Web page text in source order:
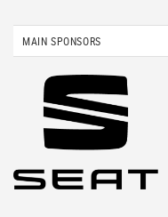
MAIN SPONSORS